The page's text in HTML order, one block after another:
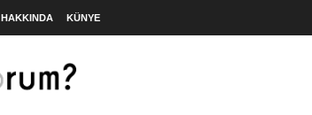
HAKKINDA KÜNYE